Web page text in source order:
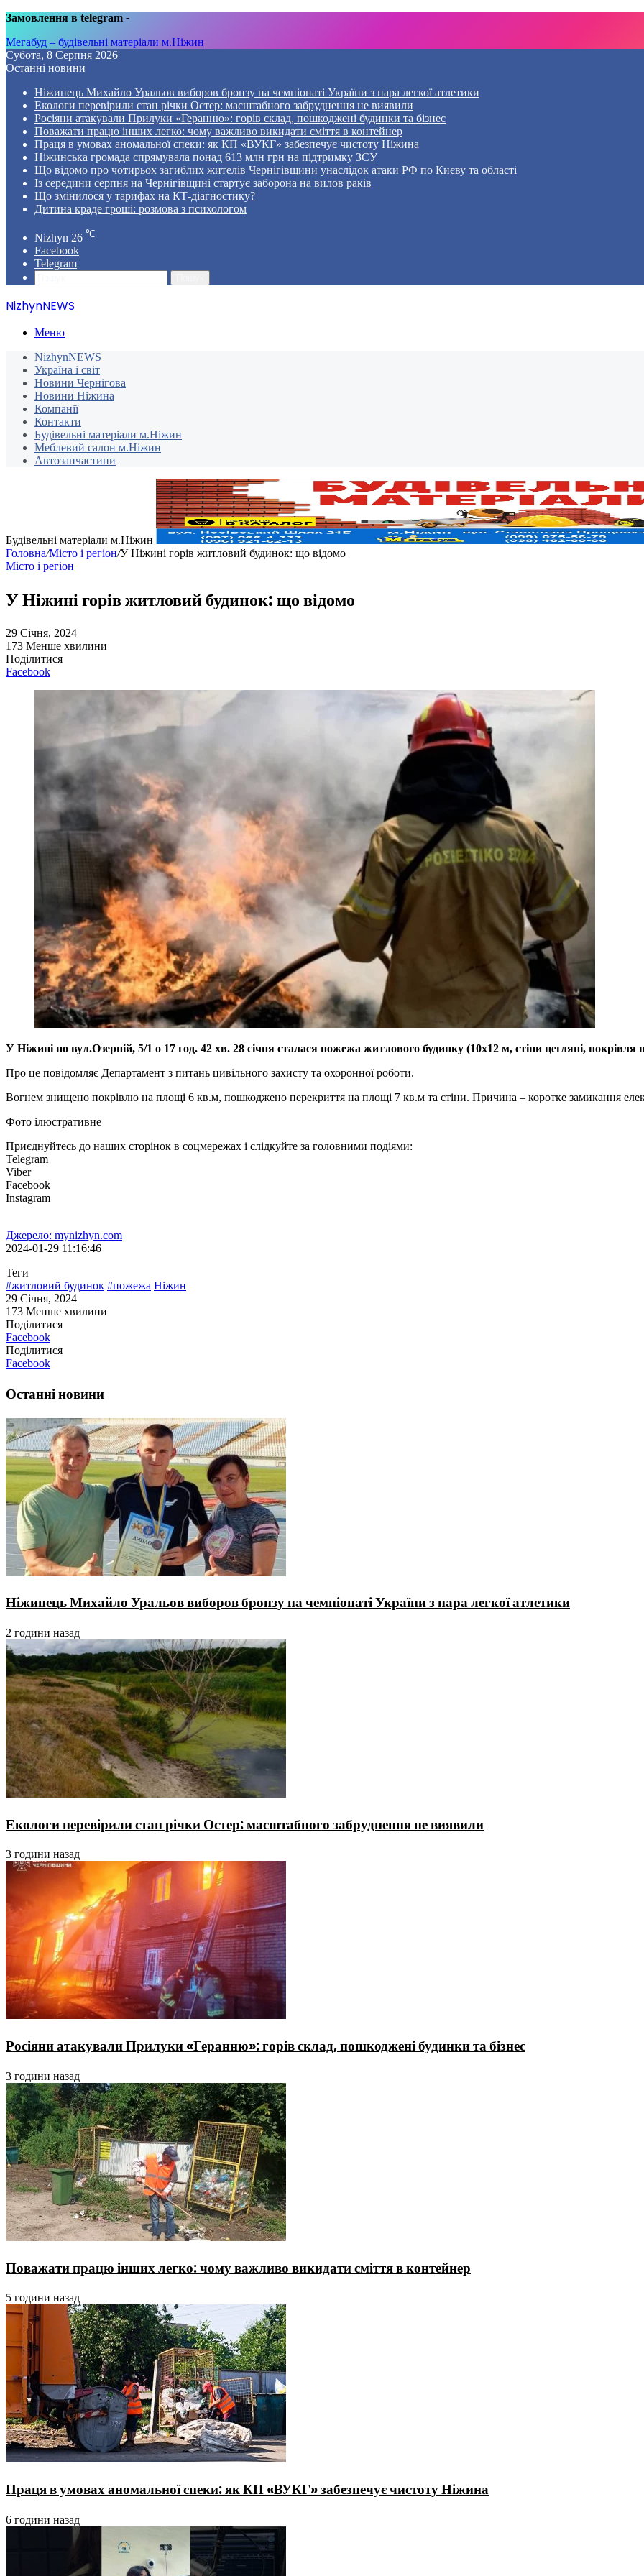
Замовлення в telegram -
Мегабуд – будівельні матеріали м.Ніжин
Субота, 8 Серпня 2026
Останні новини
Ніжинець Михайло Уральов виборов бронзу на чемпіонаті України з пара легкої атлетики
Екологи перевірили стан річки Остер: масштабного забруднення не виявили
Росіяни атакували Прилуки «Геранню»: горів склад, пошкоджені будинки та бізнес
Поважати працю інших легко: чому важливо викидати сміття в контейнер
Праця в умовах аномальної спеки: як КП «ВУКГ» забезпечує чистоту Ніжина
Ніжинська громада спрямувала понад 613 млн грн на підтримку ЗСУ
Що відомо про чотирьох загиблих жителів Чернігівщини унаслідок атаки РФ по Києву та області
Із середини серпня на Чернігівщині стартує заборона на вилов раків
Що змінилося у тарифах на КТ-діагностику?
Дитина краде гроші: розмова з психологом
Nizhyn 26 ℃
Facebook
Telegram
NizhynNEWS
Меню
NizhynNEWS
Україна і світ
Новини Чернігова
Новини Ніжина
Компанії
Контакти
Будівельні матеріали м.Ніжин
Меблевий салон м.Ніжин
Автозапчастини
Будівельні матеріали м.Ніжин
Головна/Місто і регіон/У Ніжині горів житловий будинок: що відомо
Місто і регіон
У Ніжині горів житловий будинок: що відомо
29 Січня, 2024
173 Менше хвилини
Поділитися
Facebook
У Ніжині по вул.Озерній, 5/1 о 17 год. 42 хв. 28 січня сталася пожежа житлового будинку (10х12 м, стіни цегляні,
Про це повідомляє Департамент з питань цивільного захисту та охоронної роботи.
Вогнем знищено покрівлю на площі 6 кв.м, пошкоджено перекриття на площі 7 кв.м та стіни. Причина – коротке замикання
Фото ілюстративне
Приєднуйтесь до наших сторінок в соцмережах і слідкуйте за головними подіями:
Telegram
Viber
Facebook
Instagram
Джерело: mynizhyn.com
2024-01-29 11:16:46
Теги
#житловий будинок #пожежа Ніжин
29 Січня, 2024
173 Менше хвилини
Поділитися
Facebook
Поділитися
Facebook
Останні новини
Ніжинець Михайло Уральов виборов бронзу на чемпіонаті України з пара легкої атлетики
2 години назад
Екологи перевірили стан річки Остер: масштабного забруднення не виявили
3 години назад
Росіяни атакували Прилуки «Геранню»: горів склад, пошкоджені будинки та бізнес
3 години назад
Поважати працю інших легко: чому важливо викидати сміття в контейнер
5 години назад
Праця в умовах аномальної спеки: як КП «ВУКГ» забезпечує чистоту Ніжина
6 години назад